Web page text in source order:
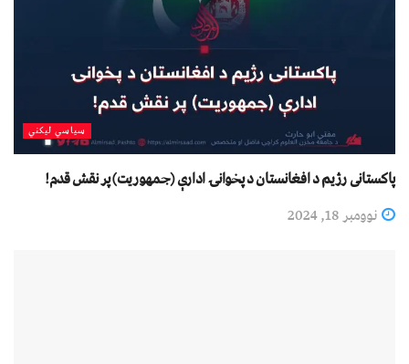
سیاسي لیکني
پاکستانی رژیم د افغانستان د پخوانۍ ادارې (جمهوريت) پر نقش قدم!
نوومبر 18, 2024